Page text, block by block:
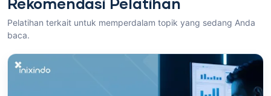
Pelatihan terkait untuk memperdalam topik yang sedang Anda
baca.